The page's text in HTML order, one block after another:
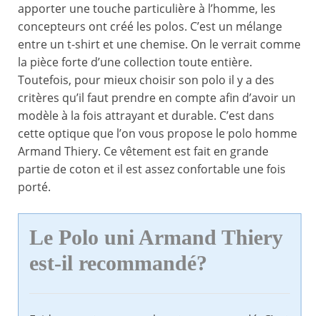
apporter une touche particulière à l’homme, les
concepteurs ont créé les polos. C’est un mélange
entre un t-shirt et une chemise. On le verrait comme
la pièce forte d’une collection toute entière.
Toutefois, pour mieux choisir son polo il y a des
critères qu’il faut prendre en compte afin d’avoir un
modèle à la fois attrayant et durable. C’est dans
cette optique que l’on vous propose le polo homme
Armand Thiery. Ce vêtement est fait en grande
partie de coton et il est assez confortable une fois
porté.
Le Polo uni Armand Thiery
est-il recommandé?